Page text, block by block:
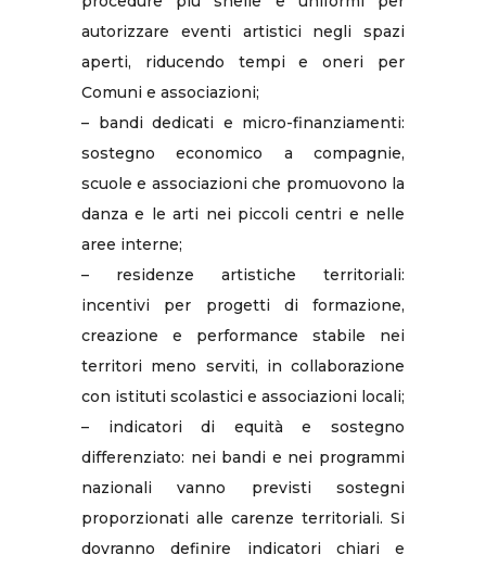
autorizzare eventi artistici negli spazi
aperti, riducendo tempi e oneri per
Comuni e associazioni;
– bandi dedicati e micro-finanziamenti:
sostegno economico a compagnie,
scuole e associazioni che promuovono la
danza e le arti nei piccoli centri e nelle
aree interne;
– residenze artistiche territoriali:
incentivi per progetti di formazione,
creazione e performance stabile nei
territori meno serviti, in collaborazione
con istituti scolastici e associazioni locali;
– indicatori di equità e sostegno
differenziato: nei bandi e nei programmi
nazionali vanno previsti sostegni
proporzionati alle carenze territoriali. Si
dovranno definire indicatori chiari e